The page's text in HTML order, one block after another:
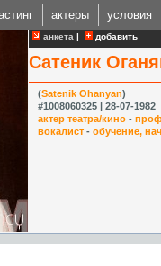
анкета | добавить
Сатеник
(Satenik Ohanyan)
#1008060325 | 28-07-1982
актер театра/кино -
вокалист - обучение,
актеры условия